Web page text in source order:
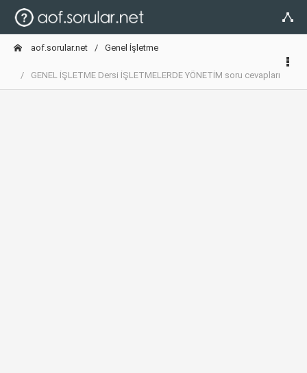
aof.sorular.net Genel İşletme
GENEL İŞLETME Dersi İŞLETMELERDE YÖNETİM soru cevapları